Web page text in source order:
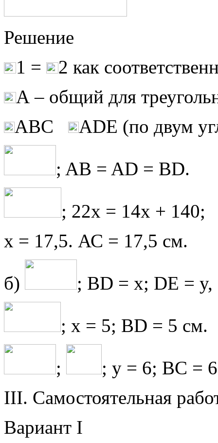
Решение
1 =
2 как
А – общий для
АВС
АDЕ (по двум
; AB = AD = BD.
; 22x = 14x + 140;
x = 17,5. АС = 17,5 см.
б) ; BD = x; DE = y,
; x = 5; BD = 5 см.
;
; y = 6; BC =
III. Самостоятельная
Вариант I